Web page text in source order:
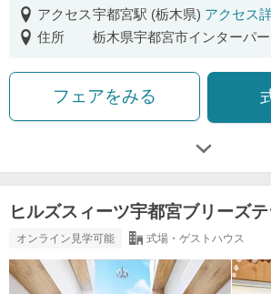
アクセス宇都宮駅 (栃木県) アクセス
住所
栃木県宇都宮市インターパー
フェアをみる
ヒルズスィーツ宇都宮ブリーズテ
オンライン見学可能 式場・ゲストハウス